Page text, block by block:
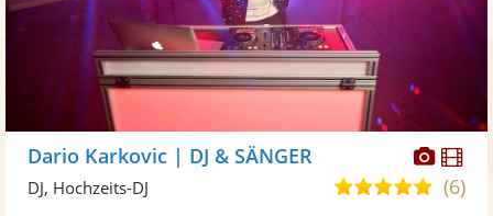
Dario Karkovic | DJ & SÄNGER
5,0(6)
DJ, Hochzeits-DJ